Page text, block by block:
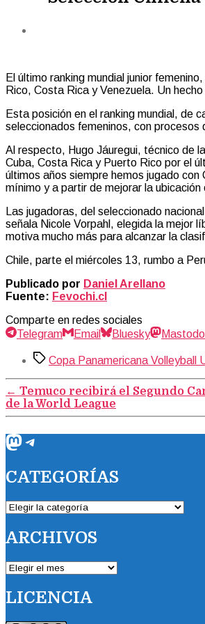
El último ranking mundial junior
Rico, Costa Rica y Venezuela. Un
Esta posición en el ranking mundial, de
seleccionados femeninos, con procesos
Al respecto, Hugo Jáuregui, técnico de
Cuba, Costa Rica y Puerto Rico por el
últimos años siempre hemos jugado
mínimo y a partir de mejorar la
Las jugadoras, del seleccionado
señala Nicole Vorpahl, elegida la mejor
motiva mucho más para alcanzar la
Chile, parte el miércoles 13, rumbo a
Publicado por Daniel Arellano
Fuente: Fevochi.cl
Comparte en redes sociales
Telegram
Email Bluesky
Etiquetas
Copa Panamericana Volleyball
← Temuco recibirá el Segundo
de la World League
Mastodon
Telegram
CATEGORÍAS
CATEGORÍAS
ARCHIVOS
ARCHIVOS
LICENCIA